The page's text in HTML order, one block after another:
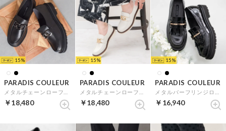
15
PARADIS COULEUR
￥18,480
15
PARADIS COULEUR
￥18,480
15
PARADIS COULEUR
￥16,940